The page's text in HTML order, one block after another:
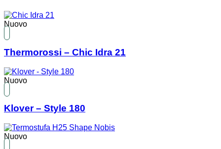
Nuovo
Thermorossi – Chic Idra 21
Nuovo
Klover – Style 180
Nuovo